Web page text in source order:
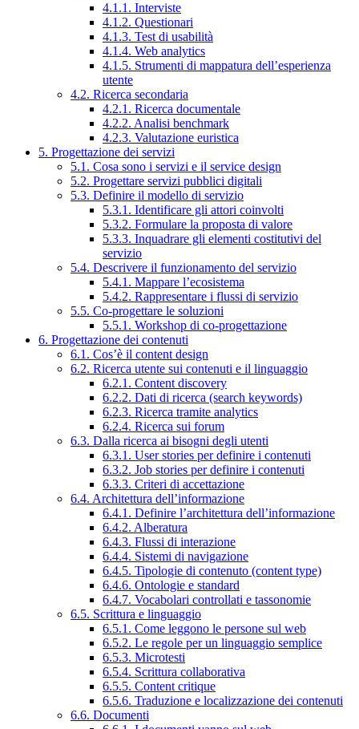
4.1.1. Interviste
4.1.2. Questionari
4.1.3. Test di usabilità
4.1.4. Web analytics
4.1.5. Strumenti di mappatura dell’esperienza
utente
4.2. Ricerca secondaria
4.2.1. Ricerca documentale
4.2.2. Analisi benchmark
4.2.3. Valutazione euristica
5. Progettazione dei servizi
5.1. Cosa sono i servizi e il service design
5.2. Progettare servizi pubblici digitali
5.3. Definire il modello di servizio
5.3.1. Identificare gli attori coinvolti
5.3.2. Formulare la proposta di valore
5.3.3. Inquadrare gli elementi costitutivi del
servizio
5.4. Descrivere il funzionamento del servizio
5.4.1. Mappare l’ecosistema
5.4.2. Rappresentare i flussi di servizio
5.5. Co-progettare le soluzioni
5.5.1. Workshop di co-progettazione
6. Progettazione dei contenuti
6.1. Cos’è il content design
6.2. Ricerca utente sui contenuti e il linguaggio
6.2.1. Content discovery
6.2.2. Dati di ricerca (search keywords)
6.2.3. Ricerca tramite analytics
6.2.4. Ricerca sui forum
6.3. Dalla ricerca ai bisogni degli utenti
6.3.1. User stories per definire i contenuti
6.3.2. Job stories per definire i contenuti
6.3.3. Criteri di accettazione
6.4. Architettura dell’informazione
6.4.1. Definire l’architettura dell’informazione
6.4.2. Alberatura
6.4.3. Flussi di interazione
6.4.4. Sistemi di navigazione
6.4.5. Tipologie di contenuto (content type)
6.4.6. Ontologie e standard
6.4.7. Vocabolari controllati e tassonomie
6.5. Scrittura e linguaggio
6.5.1. Come leggono le persone sul web
6.5.2. Le regole per un linguaggio semplice
6.5.3. Microtesti
6.5.4. Scrittura collaborativa
6.5.5. Content critique
6.5.6. Traduzione e localizzazione dei contenuti
6.6. Documenti